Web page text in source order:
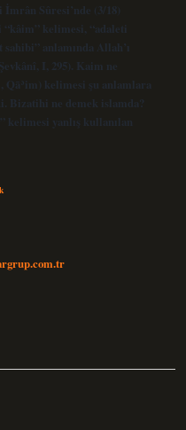
Sûresi’nde (3/18)
kelimesi, “adaleti
anlamında Allah’ı
I, 295). Kaim ne
Bizatihi ne demek islamda?
kelimesi yanlış kullanılan